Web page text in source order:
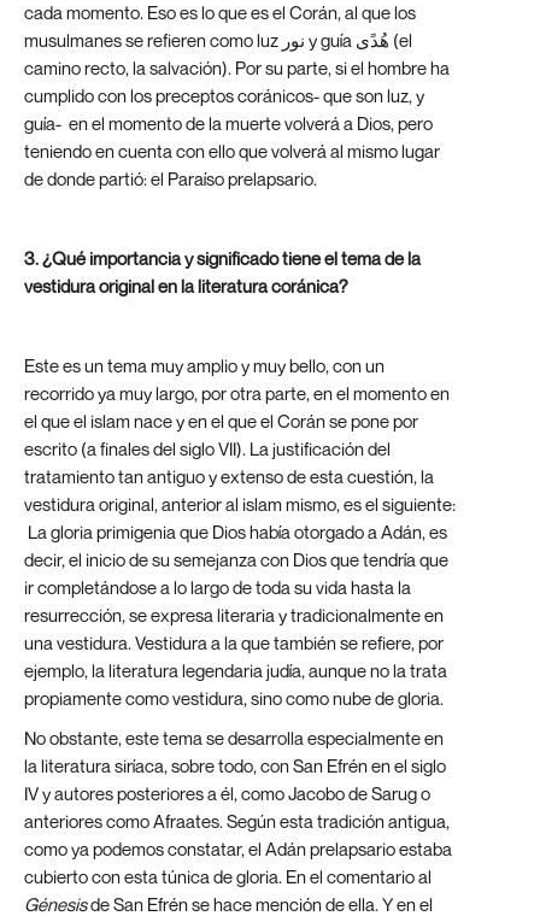
cada momento. Eso es lo que es el Corán, al que los
musulmanes se refieren como luz نور y guía هُدًى (el
camino recto, la salvación). Por su parte, si el hombre ha
cumplido con los preceptos coránicos- que son luz, y
guía- en el momento de la muerte volverá a Dios, pero
teniendo en cuenta con ello que volverá al mismo lugar
de donde partió: el Paraíso prelapsario.
3. ¿Qué importancia y significado tiene el tema de la
vestidura original en la literatura coránica?
Este es un tema muy amplio y muy bello, con un
recorrido ya muy largo, por otra parte, en el momento en
el que el islam nace y en el que el Corán se pone por
escrito (a finales del siglo VII). La justificación del
tratamiento tan antiguo y extenso de esta cuestión, la
vestidura original, anterior al islam mismo, es el siguiente:
La gloria primigenia que Dios había otorgado a Adán, es
decir, el inicio de su semejanza con Dios que tendría que
ir completándose a lo largo de toda su vida hasta la
resurrección, se expresa literaria y tradicionalmente en
una vestidura. Vestidura a la que también se refiere, por
ejemplo, la literatura legendaria judía, aunque no la trata
propiamente como vestidura, sino como nube de gloria.
No obstante, este tema se desarrolla especialmente en
la literatura siríaca, sobre todo, con San Efrén en el siglo
IV y autores posteriores a él, como Jacobo de Sarug o
anteriores como Afraates. Según esta tradición antigua,
como ya podemos constatar, el Adán prelapsario estaba
cubierto con esta túnica de gloria. En el comentario al
Génesisde San Efrén se hace mención de ella. Y en el